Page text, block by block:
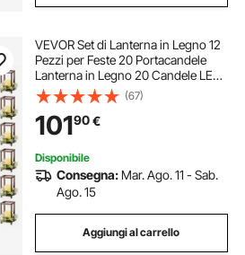
VEVOR Set di Lanterna in Legno 12
Pezzi per Feste 20 Portacandele
Lanterna in Legno 20 Candele LED
Senza Fiamma 20 Ghirlande Fiori
Champagne per Decorazioni da
Tavolo Carico 6,08 kg per
Matrimoni
(67)
10190€
Disponibile
Consegna: Mar. Ago. 11 - Sab.
Ago. 15
Aggiungi al carrello